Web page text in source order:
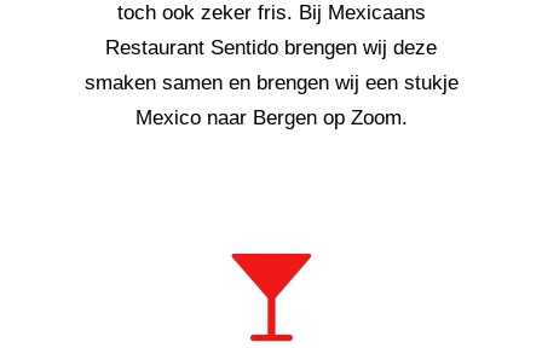
toch ook zeker fris. Bij Mexicaans
Restaurant Sentido brengen wij deze
smaken samen en brengen wij een stukje
Mexico naar Bergen op Zoom.